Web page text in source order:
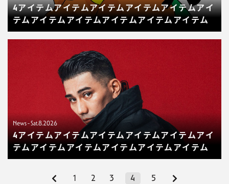
4アイテムアイテムアイテムアイテムアイテムアイ
テムアイテムアイテムアイテムアイテムアイテム
News - Sat.8.2026
4アイテムアイテムアイテムアイテムアイテムアイ
テムアイテムアイテムアイテムアイテムアイテム
1 2 3 4 5